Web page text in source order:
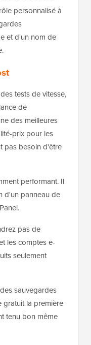
personnalisé à
et d'un nom de
tests de vitesse,
de
des meilleures
prix pour les
pas besoin d'être
performant. Il
d'un panneau de
pas de
les comptes e-
seulement
sauvegardes
gratuit la première
tenu bon même